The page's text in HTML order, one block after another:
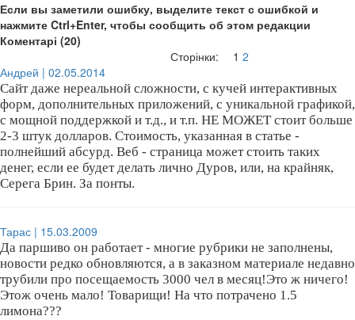
Если вы заметили ошибку, выделите текст с ошибкой и
нажмите Ctrl+Enter, чтобы сообщить об этом редакции
Коментарі (20)
Сторінки:
1 2
Андрей | 02.05.2014
Сайт даже нереальной сложности, с кучей интерактивных
форм, дополнительных приложений, с уникальной графикой,
с мощной поддержкой и т.д., и т.п. НЕ МОЖЕТ стоит больше
2-3 штук долларов. Стоимость, указанная в статье -
полнейший абсурд. Веб - страница может стоить таких
денег, если ее будет делать лично Дуров, или, на крайняк,
Серега Брин. За понты.
Тарас | 15.03.2009
Да паршиво он работает - многие рубрики не заполнены,
новости редко обновляются, а в заказном материале недавно
трубили про посещаемость 3000 чел в месяц!Это ж ничего!
Этож очень мало! Товарищи! На что потрачено 1.5
лимона???